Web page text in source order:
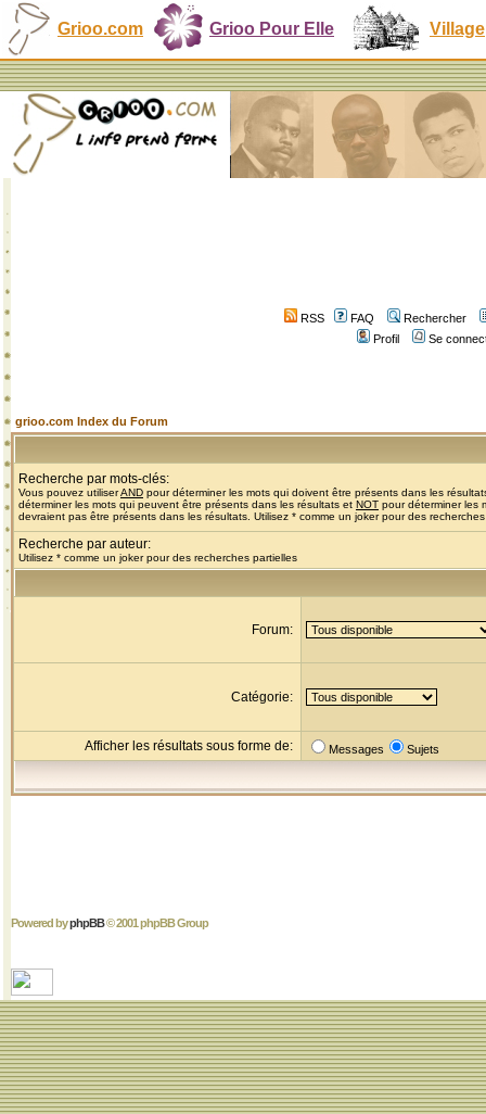
Grioo.com Grioo Pour Elle Village
RSS FAQ
Rechercher
Profil
Se
grioo.com Index du Forum
Recherche par mots-clés:
Vous pouvez utiliserAND pour déterminer les mots qui doivent être présents dans les
déterminer les mots qui peuvent être présents dans les résultats et NOT pour déterminer les
devraient pas être présents dans les résultats. Utilisez * comme un joker pour des
Recherche par auteur:
Utilisez * comme un joker pour des recherches partielles
Forum:
Catégorie:
Afficher les résultats sous forme de: Messages Sujets
Powered byphpBB© 2001 phpBB Group